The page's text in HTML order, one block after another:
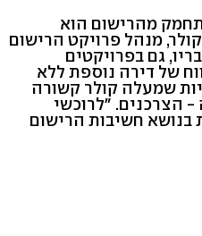
מהרישום הוא
מנהל פרויקט הרישום
גם בפרויקטים
של דירה נוספת ללא
שמעלה קולר קשורה
הצרכנים. "לרוכשי
בנושא חשיבות הרישום